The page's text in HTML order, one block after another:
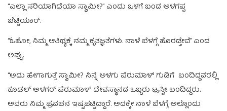
“ಎಲ್ಲಾ ಸರಿಯಾಗಿದೆಯಾ ಸ್ವಾಮೀ?” ಎಂದು ಒಳಗೆ ಬಂದ ಅಳಗಪ್ಪ
ಚೆಟ್ಟಿಯಾರ್.‌
“ಓಹೋ, ನಿಮ್ಮ ಆತಿಥ್ಯಕ್ಕೆ ನಮ್ಮ ಕೃತಜ್ಞತೆಗಳು. ನಾಳೆ ಬೆಳಗ್ಗೆ ಹೊರಡ್ತೇವೆ” ಎಂದ
ಅಪ್ಪು.
“ಅದು ಹೇಗಾಗುತ್ತೆ ಸ್ವಾಮೀ? ನಿನ್ನೆ ಅಳಗು ಪೆರುಮಾಳ್‌ ಗುಡಿಗೆ ಬಂದಿದ್ದವರಲ್ಲಿ
ಕೂಡಲ್‌ ಅಳಗರ್‌ ಪೆರುಮಾಳ್‌ ದೇವಸ್ಥಾನದ ಒಬ್ಬರು ಟ್ರಸ್ಟೀ ಬಂದಿದ್ದರು.
ಅವರು ನಿಮ್ಮ ಪ್ರವಚನ ಇಷ್ಟಪಟ್ಟಿದ್ದಾರೆ. ಅದಕ್ಕೇ ನಾಳೆ ಬೆಳಗ್ಗೆ ಅಲ್ಲೊಂದು